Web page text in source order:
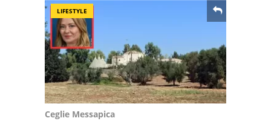
LIFESTYLE
Ceglie Messapica